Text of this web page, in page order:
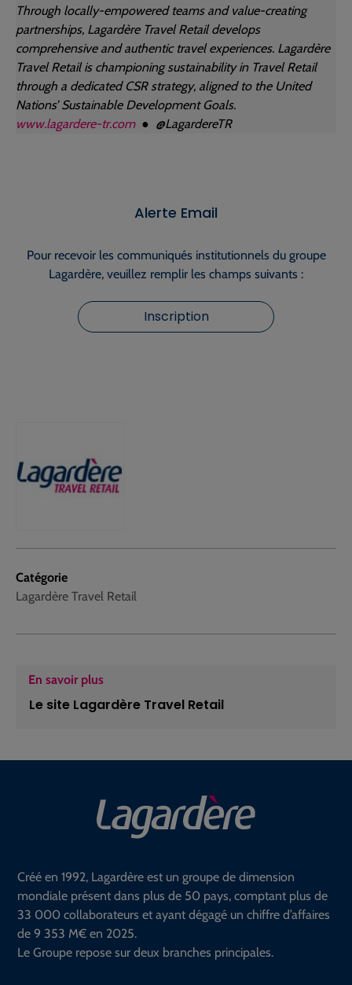
Catégorie
Lagardère Travel Retail
En savoir plus
Le site Lagardère Travel Retail
Through locally-empowered teams and value-creating
partnerships, Lagardère Travel Retail develops
comprehensive and authentic travel experiences. Lagardère
Travel Retail is championing sustainability in Travel Retail
through a dedicated CSR strategy, aligned to the United
Nations’ Sustainable Development Goals.
www.lagardere-tr.com● @LagardereTR
Alerte Email
Pour recevoir les communiqués institutionnels du groupe
Lagardère, veuillez remplir les champs suivants :
Inscription
Créé en 1992, Lagardère est un groupe de dimension
mondiale présent dans plus de 50 pays, comptant plus de
33 000 collaborateurs et ayant dégagé un chiffre d’affaires
de 9 353 M€ en 2025.
Le Groupe repose sur deux branches principales.